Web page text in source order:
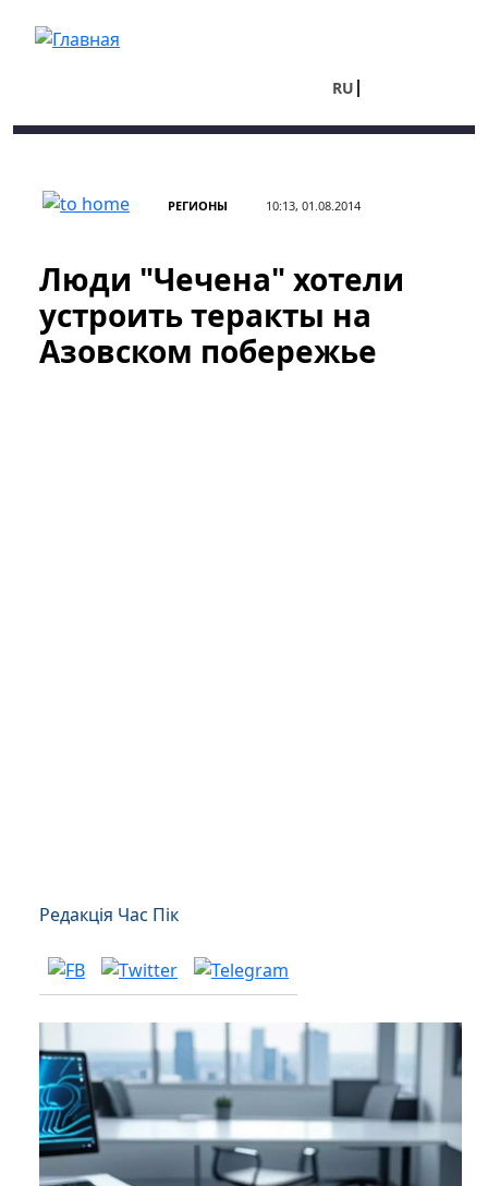
RU
РЕГИОНЫ 10:13, 01.08.2014
Люди "Чечена" хотели
устроить теракты на
Азовском побережье
Редакція Час Пік